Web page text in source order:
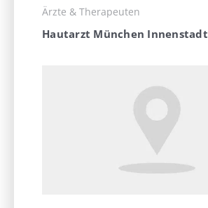
Ärzte & Therapeuten
Hautarzt München Innenstadt